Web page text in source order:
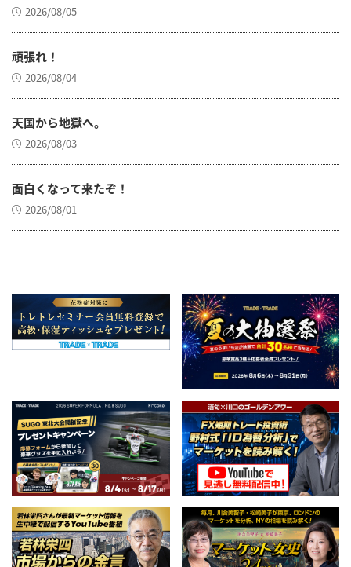
2026/08/05
頑張れ！
2026/08/04
天国から地獄へ。
2026/08/03
面白くなって来たぞ！
2026/08/01